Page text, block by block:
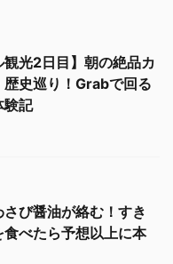
観光2日目】朝の絶品カ
歴史巡り！Grabで回る
験記
び醤油が絡む！すき
べたら予想以上に本